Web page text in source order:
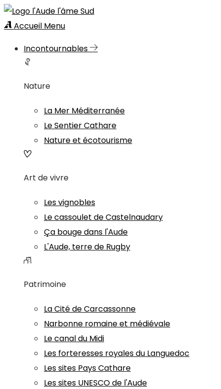
Accueil Menu
Incontournables
Nature
La Mer Méditerranée
Le Sentier Cathare
Nature et écotourisme
Art de vivre
Les vignobles
Le cassoulet de Castelnaudary
Ça bouge dans l'Aude
L'Aude, terre de Rugby
Patrimoine
La Cité de Carcassonne
Narbonne romaine et médiévale
Le canal du Midi
Les forteresses royales du Languedoc
Les sites Pays Cathare
Les sites UNESCO de l'Aude